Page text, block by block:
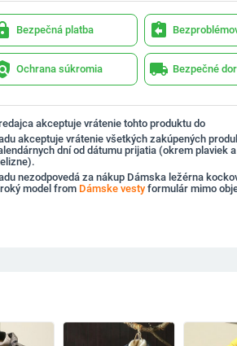
Bezpečná platba assignment_return
Ochrana súkromia local_shipping Bezpečné
akceptuje vrátenie tohto produktu do
akceptuje vrátenie všetkých zakúpených
dní od dátumu prijatia (okrem plaviek
nezodpovedá za nákup Dámska ležérna
model from Dámske vestyformulár mimo